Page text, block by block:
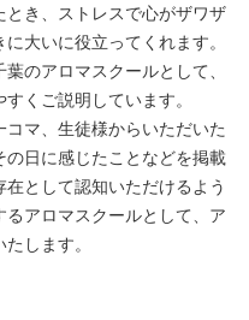
き、ストレスで心がザワザ
大いに役立ってくれます。
のアロマスクールとして、
くご説明しています。
マ、生徒様からいただいた
日に感じたことなどを掲載
として認知いただけるよう
アロマスクールとして、ア
します。